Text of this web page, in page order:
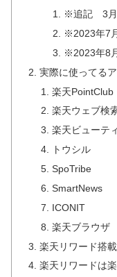
※追記 3月
※2023年7
※2023年8
実際に使ってる
楽天PointClub
楽天ウェブ検
楽天ビューティ
トウシル
SpoTribe
SmartNews
ICONIT
楽天ブラウザ
楽天リワード搭
楽天リワードは